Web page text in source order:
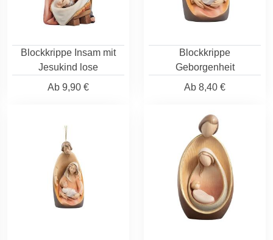
Blockkrippe Insam mit
Jesukind lose
Ab 9,90 €
Blockkrippe
Geborgenheit
Ab 8,40 €